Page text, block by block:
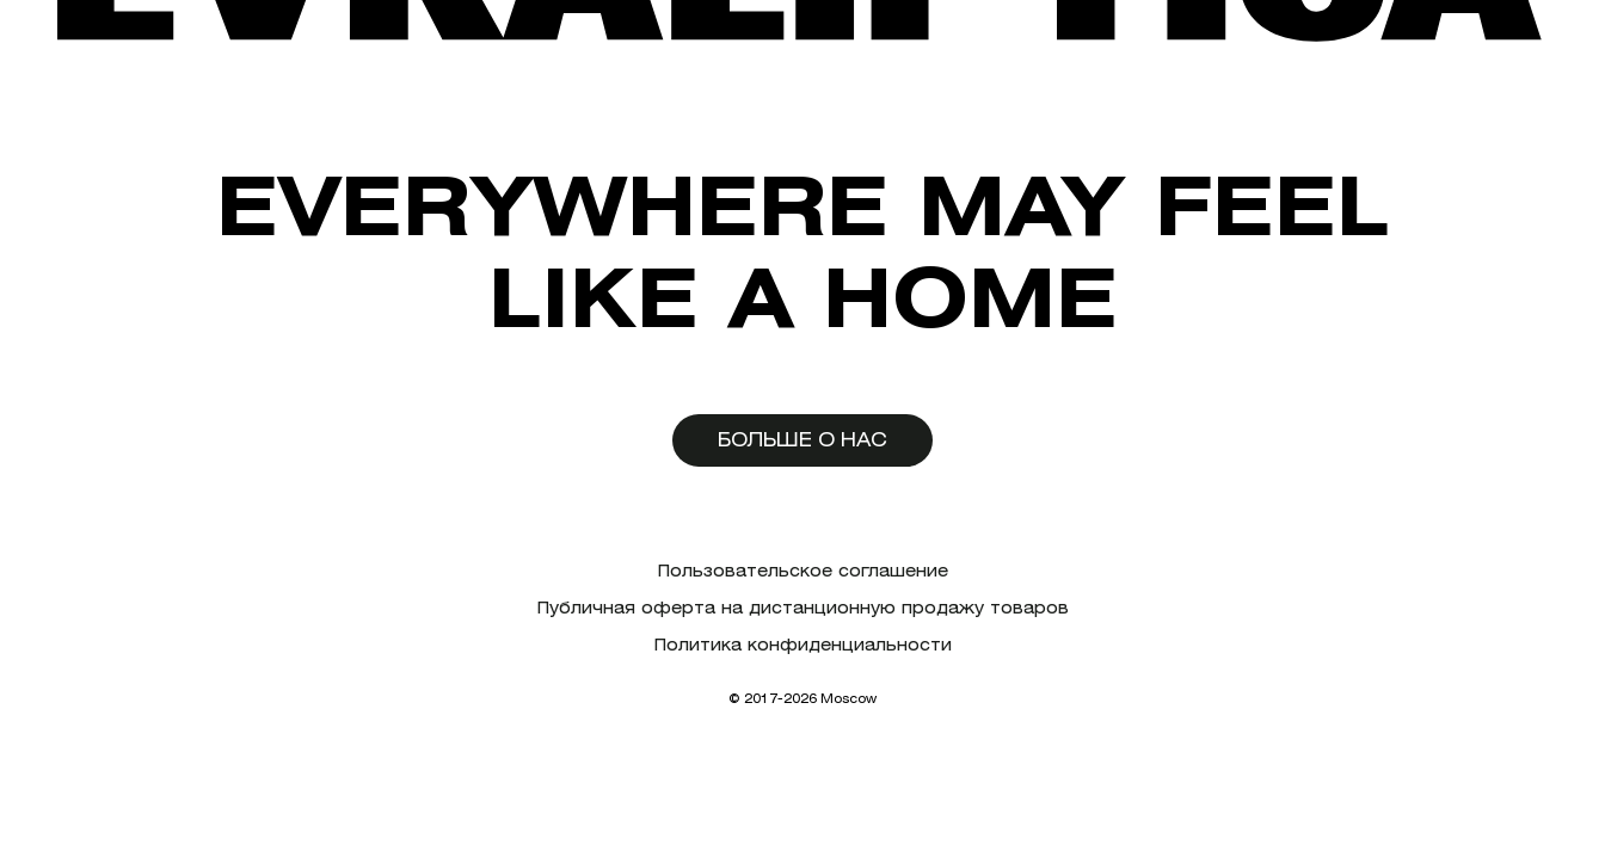
EVERYWHERE MAY FEEL
LIKE A HOME
БОЛЬШЕ О НАС
Пользовательское соглашение
Публичная оферта на дистанционную продажу товаров
Политика конфиденциальности
© 2017-2026 Moscow